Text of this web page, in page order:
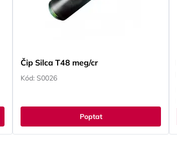
Čip Silca T48 meg/cr
Kód: S0026
Poptat